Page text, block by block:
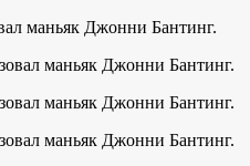
маньяк Джонни Бантинг.